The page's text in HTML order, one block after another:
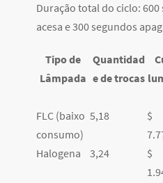
Duração total do ciclo:
acesa e 300 segundos
Tipo de
Lâmpada
Quantidad
e de trocas
FLC (baixo
consumo)
5,18
$
Halogena
3,24
$